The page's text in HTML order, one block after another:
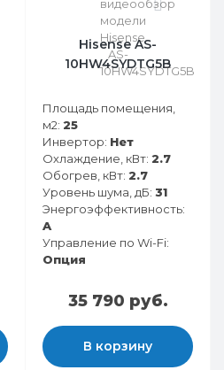
0
Hisense AS-
10HW4SYDTG5B
Площадь помещения,
м2: 25
Инвертор: Нет
Охлаждение, кВт: 2.7
Обогрев, кВт: 2.7
Уровень шума, дБ: 31
Энергоэффективность:
A
Управление по Wi-Fi:
Опция
35 790 руб.
В корзину